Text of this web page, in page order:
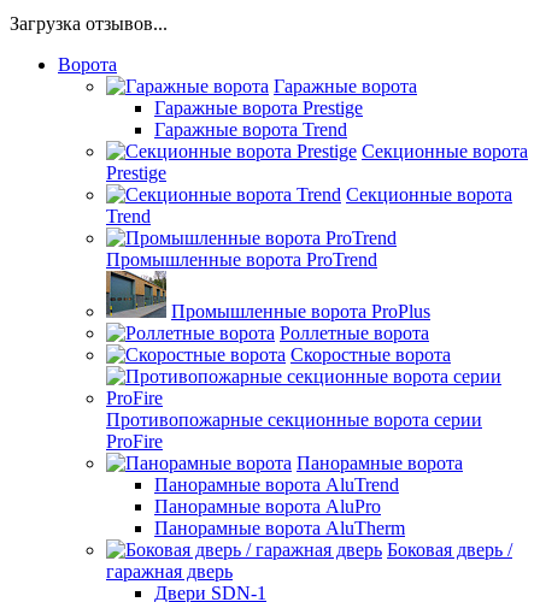
Загрузка отзывов...
Ворота
Гаражные ворота
Гаражные ворота Prestige
Гаражные ворота Trend
Секционные ворота
Prestige
Секционные ворота
Trend
Промышленные ворота ProTrend
Промышленные ворота ProPlus
Роллетные ворота
Скоростные ворота
Противопожарные секционные ворота серии
ProFire
Панорамные ворота
Панорамные ворота AluTrend
Панорамные ворота AluPro
Панорамные ворота AluTherm
Боковая дверь /
гаражная дверь
Двери SDN-1